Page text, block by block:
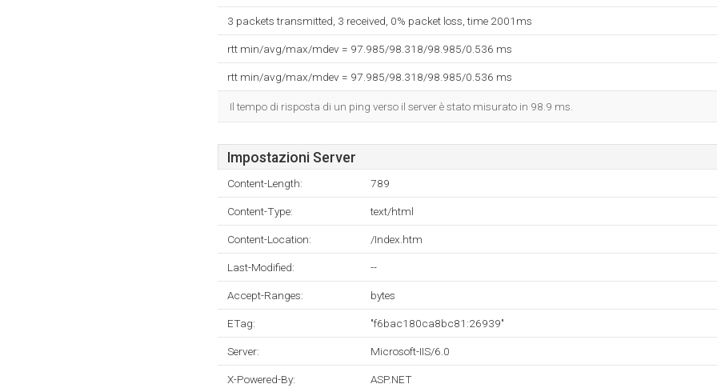
3 packets transmitted, 3 received, 0% packet loss, time 2001ms
rtt min/avg/max/mdev = 97.985/98.318/98.985/0.536 ms
rtt min/avg/max/mdev = 97.985/98.318/98.985/0.536 ms
Il tempo di risposta di un ping verso il server è stato misurato in 98.9 ms.
Impostazioni Server
Content-Length: 789
Content-Type: text/html
Content-Location: /Index.htm
Last-Modified: --
Accept-Ranges: bytes
ETag: "f6bac180ca8bc81:26939"
Server: Microsoft-IIS/6.0
X-Powered-By: ASP.NET